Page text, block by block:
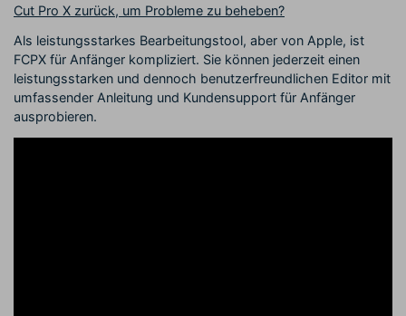
Cut Pro X zurück, um Probleme zu beheben?
Als leistungsstarkes Bearbeitungstool, aber von Apple, ist
FCPX für Anfänger kompliziert. Sie können jederzeit einen
leistungsstarken und dennoch benutzerfreundlichen Editor mit
umfassender Anleitung und Kundensupport für Anfänger
ausprobieren.